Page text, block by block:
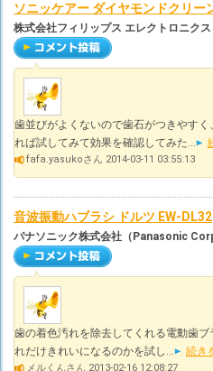
ソニッケアー ダイヤモンドクリー
株式会社フィリップス エレクトロニク
歯並びがよくないので歯石がつきやす
れば試してみて効果を確認してみた...
fafa.yasukoさん 2014-03-11 03:55:13
音波振動ハブラシ ドルツ EW-DL32
パナソニック株式会社（Panasonic
歯の着色汚れを除去してくれる電動歯
れだけきれいになるのかを試し...
続き
メルくんさん 2013-02-16 12:08:27